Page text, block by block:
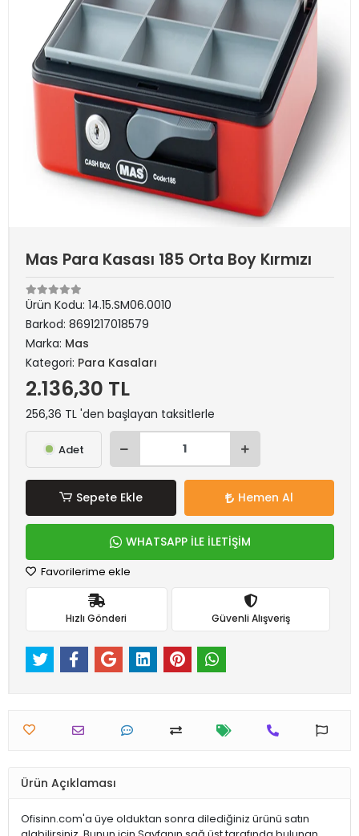
Mas Para Kasası 185 Orta Boy Kırmızı
Ürün Kodu: 14.15.SM06.0010
Barkod: 8691217018579
Marka: Mas
Kategori: Para Kasaları
2.136,30 TL
256,36 TL 'den başlayan taksitlerle
Adet
Sepete Ekle Hemen Al
WHATSAPP İLE İLETİŞİM
Favorilerime ekle
Hızlı Gönderi Güvenli Alışveriş
Ürün Açıklaması
Ofisinn.com'a üye olduktan sonra dilediğiniz ürünü satın